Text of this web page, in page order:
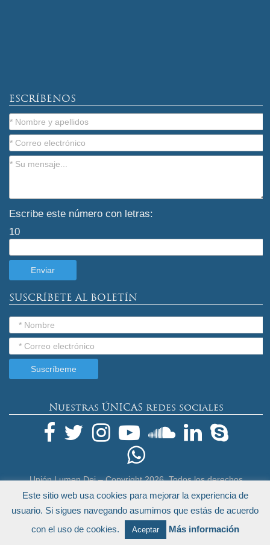
ESCRÍBENOS
Escribe este número con letras:
10
SUSCRÍBETE AL BOLETÍN
Nuestras ÚNICAS redes sociales
Unión Lumen Dei – Copyright2026. Todos los derechos
reservados.
Términos Legales y Política de Privacidad
Endeos.com
Este sitio web usa cookies para mejorar la experiencia de
usuario. Si sigues navegando asumimos que estás de acuerdo
con el uso de cookies.
Aceptar Más información